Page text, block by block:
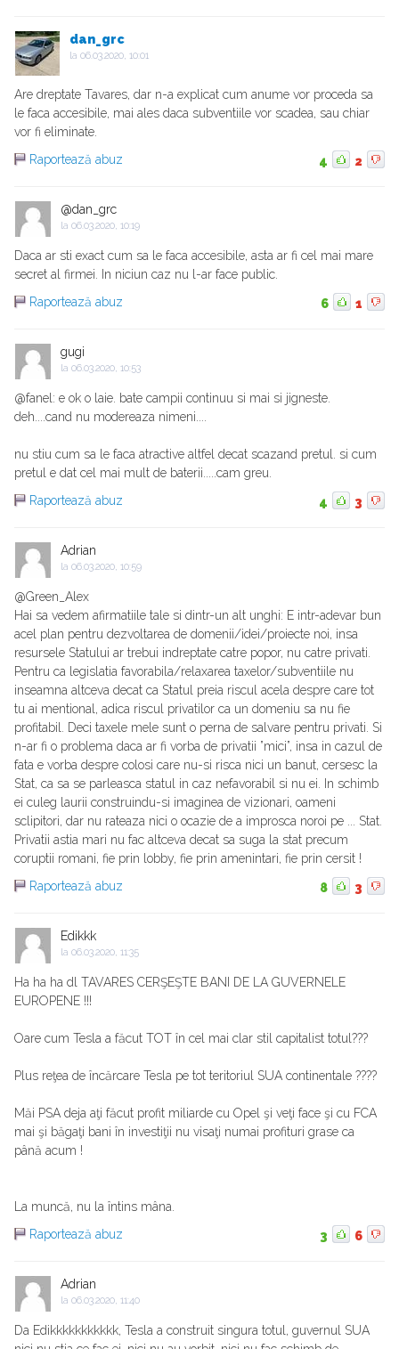
dan_grc
la 06.03.2020, 10:01
Are dreptate Tavares, dar n-a explicat cum anume vor proceda sa
le faca accesibile, mai ales daca subventiile vor scadea, sau chiar
vor fi eliminate.
Raportează abuz
4 2
@dan_grc
la 06.03.2020, 10:19
Daca ar sti exact cum sa le faca accesibile, asta ar fi cel mai mare
secret al firmei. In niciun caz nu l-ar face public.
Raportează abuz
6 1
gugi
la 06.03.2020, 10:53
@fanel: e ok o laie. bate campii continuu si mai si jigneste.
deh....cand nu modereaza nimeni....
nu stiu cum sa le faca atractive altfel decat scazand pretul. si cum
pretul e dat cel mai mult de baterii.....cam greu.
Raportează abuz
4 3
Adrian
la 06.03.2020, 10:59
@Green_Alex
Hai sa vedem afirmatiile tale si dintr-un alt unghi: E intr-adevar bun
acel plan pentru dezvoltarea de domenii/idei/proiecte noi, insa
resursele Statului ar trebui indreptate catre popor, nu catre privati.
Pentru ca legislatia favorabila/relaxarea taxelor/subventiile nu
inseamna altceva decat ca Statul preia riscul acela despre care tot
tu ai mentional, adica riscul privatilor ca un domeniu sa nu fie
profitabil. Deci taxele mele sunt o perna de salvare pentru privati. Si
n-ar fi o problema daca ar fi vorba de privatii ”mici”, insa in cazul de
fata e vorba despre colosi care nu-si risca nici un banut, cersesc la
Stat, ca sa se parleasca statul in caz nefavorabil si nu ei. In schimb
ei culeg laurii construindu-si imaginea de vizionari, oameni
sclipitori, dar nu rateaza nici o ocazie de a improsca noroi pe ... Stat.
Privatii astia mari nu fac altceva decat sa suga la stat precum
coruptii romani, fie prin lobby, fie prin amenintari, fie prin cersit !
Raportează abuz
8 3
Edikkk
la 06.03.2020, 11:35
Ha ha ha dl TAVARES CERŞEŞTE BANI DE LA GUVERNELE
EUROPENE !!!
Oare cum Tesla a făcut TOT în cel mai clar stil capitalist totul???
Plus reţea de încărcare Tesla pe tot teritoriul SUA continentale ????
Măi PSA deja aţi făcut profit miliarde cu Opel şi veţi face şi cu FCA
mai şi băgaţi bani în investiţii nu visaţi numai profituri grase ca
până acum !
La muncă, nu la întins mâna.
Raportează abuz
3 6
Adrian
la 06.03.2020, 11:40
Da Edikkkkkkkkkkk, Tesla a construit singura totul, guvernul SUA